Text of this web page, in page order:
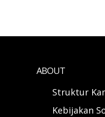
ABOUT
Struktur
Kebijakan